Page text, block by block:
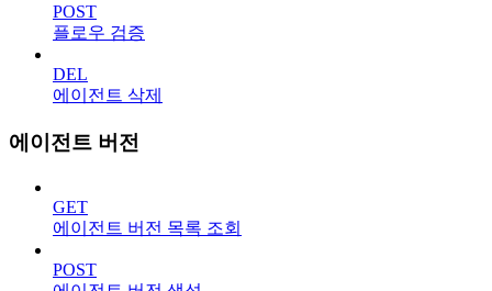
POST
플로우 검증
DEL
에이전트 삭제
에이전트 버전
GET
에이전트 버전 목록 조회
POST